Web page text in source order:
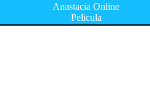
Anastacia Online
Pelicula